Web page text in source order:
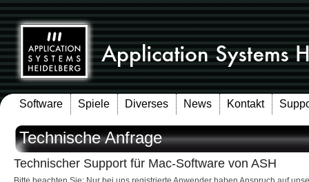
Software Spiele Diverses News Kontakt
Technische Anfrage
Technischer Support für Mac-Software von ASH